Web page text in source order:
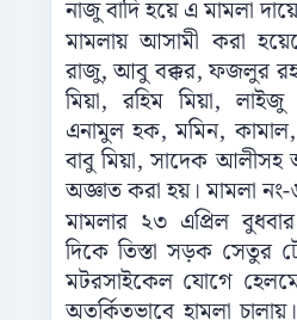
নাজু বাদি হয়ে এ মামলা
মামলায় আসামী করা
রাজু, আবু বক্কর, ফজলুর
মিয়া, রহিম মিয়া,
এনামুল হক, মমিন,
বাবু মিয়া, সাদেক
অজ্ঞাত করা হয়। মামলা
মামলার ২৩ এপ্রিল
দিকে তিস্তা সড়ক সেতুর
মটরসাইকেল যোগে হেলমেট
অতর্কিতভাবে হামলা